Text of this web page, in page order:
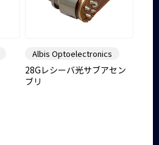
Albis Optoelectronics
28Gレシーバ光サブアセン
ブリ